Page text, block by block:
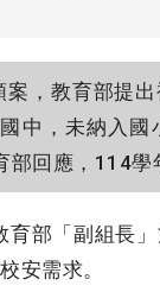
，教育部提
中，未納入
部回應，114
部「副組長
安需求。